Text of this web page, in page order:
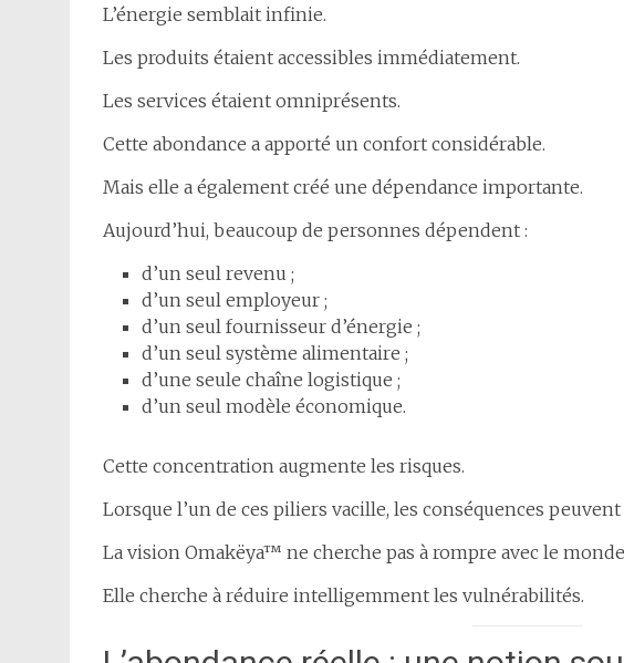
L’énergie semblait infinie.
Les produits étaient accessibles immédiatement.
Les services étaient omniprésents.
Cette abondance a apporté un confort considérable.
Mais elle a également créé une dépendance importante.
Aujourd’hui, beaucoup de personnes dépendent :
d’un seul revenu ;
d’un seul employeur ;
d’un seul fournisseur d’énergie ;
d’un seul système alimentaire ;
d’une seule chaîne logistique ;
d’un seul modèle économique.
Cette concentration augmente les risques.
Lorsque l’un de ces piliers vacille, les conséquences
La vision Omakëya™ ne cherche pas à rompre avec le
Elle cherche à réduire intelligemment les vulnérabilités.